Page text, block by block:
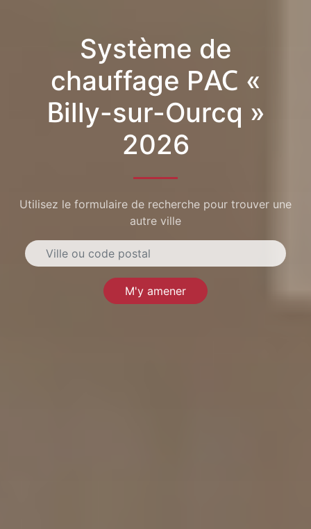
Système de
chauffage PAC «
Billy-sur-Ourcq »
2026
Utilisez le formulaire de recherche pour trouver une
autre ville
M'y amener